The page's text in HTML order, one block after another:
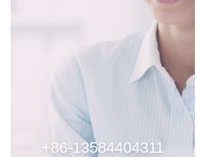
+86-13584404311